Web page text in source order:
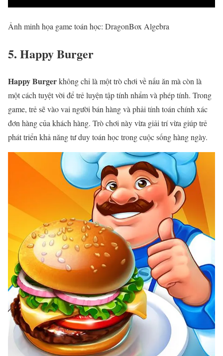
Ảnh minh họa game toán học: DragonBox Algebra
5. Happy Burger
Happy Burgerkhông chỉ là một trò chơi về nấu ăn mà còn là
một cách tuyệt vời để trẻ luyện tập tính nhẩm và phép tính. Trong
game, trẻ sẽ vào vai người bán hàng và phải tính toán chính xác
đơn hàng của khách hàng. Trò chơi này vừa giải trí vừa giúp trẻ
phát triển khả năng tư duy toán học trong cuộc sống hàng ngày.